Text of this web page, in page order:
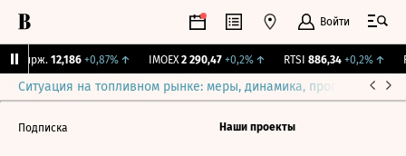
Войти
Бирж. 12,186 +0,87%↑ IMOEX 2 290,47 +0,2%↑ RTSI 886,34 +0,2%↑
Ситуация на топливном рынке: меры, динамика, прогнозы
Подписка Наши проекты